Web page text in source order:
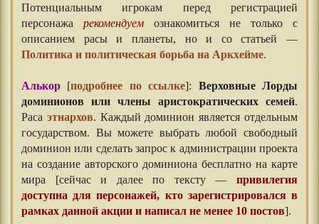
Потенциальным игрокам перед регистрацией
персонажа рекомендуем ознакомиться не только с
описанием расы и планеты, но и со статьей —
Политика и политическая борьба на Аркхейме.
Алькор [подробнее по ссылке]: Верховные Лорды
доминионов или члены аристократических семей.
Раса этнархов. Каждый доминион является отдельным
государством. Вы можете выбрать любой свободный
доминион или сделать запрос к администрации проекта
на создание авторского доминиона бесплатно на карте
мира [сейчас и далее по тексту — привилегия
доступна для персонажей, кто зарегистрировался в
рамках данной акции и написал не менее 10 постов].